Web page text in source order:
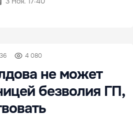
4 080
не может
безволия ГП,